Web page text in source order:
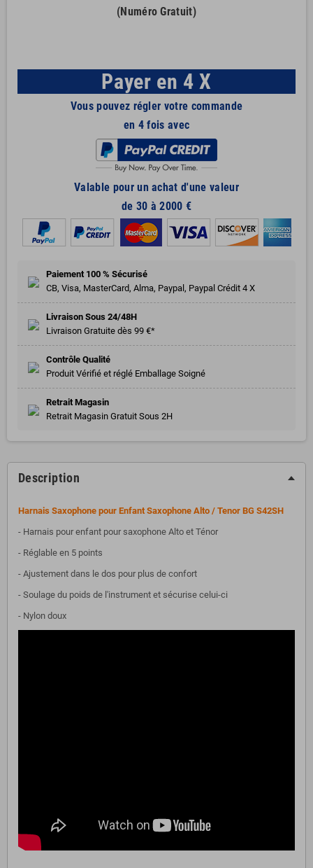
(Numéro Gratuit)
Payer en 4 X
Vous pouvez régler votre commande
en 4 fois avec
Valable pour un achat d'une valeur
de 30 à 2000 €
Paiement 100 % Sécurisé
CB, Visa, MasterCard, Alma, Paypal, Paypal Crédit 4 X
Livraison Sous 24/48H
Livraison Gratuite dès 99 €*
Contrôle Qualité
Produit Vérifié et réglé Emballage Soigné
Retrait Magasin
Retrait Magasin Gratuit Sous 2H
Description
Harnais Saxophone pour Enfant Saxophone Alto / Tenor BG S42SH
- Harnais pour enfant pour saxophone Alto et Ténor
- Réglable en 5 points
- Ajustement dans le dos pour plus de confort
- Soulage du poids de l'instrument et sécurise celui-ci
- Nylon doux